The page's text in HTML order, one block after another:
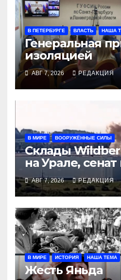
В ПЕТЕРБУРГЕ ВЛАСТЬ НАША
Генеральная
изоляцией
АВГ 7, 2026 РЕДАКЦИЯ
В МИРЕ ВООРУЖЁННЫЕ СИЛЫ
Склады
на Урале,
по Грэму закон
АВГ 7, 2026 РЕДАКЦИЯ
В МИРЕ ИСТОРИЯ НАША ТЕМА
Жесть Яньда